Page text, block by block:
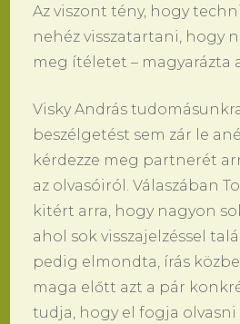
Az viszont tény, hogy
nehéz visszatartani, hogy
meg ítéletet – magyarázta
Visky András
beszélgetést sem zár le
kérdezze meg partnerét
az olvasóiról. Válaszában
kitért arra, hogy nagyon
ahol sok visszajelzéssel
pedig elmondta, írás
maga előtt azt a pár
tudja, hogy el fogja olvasni